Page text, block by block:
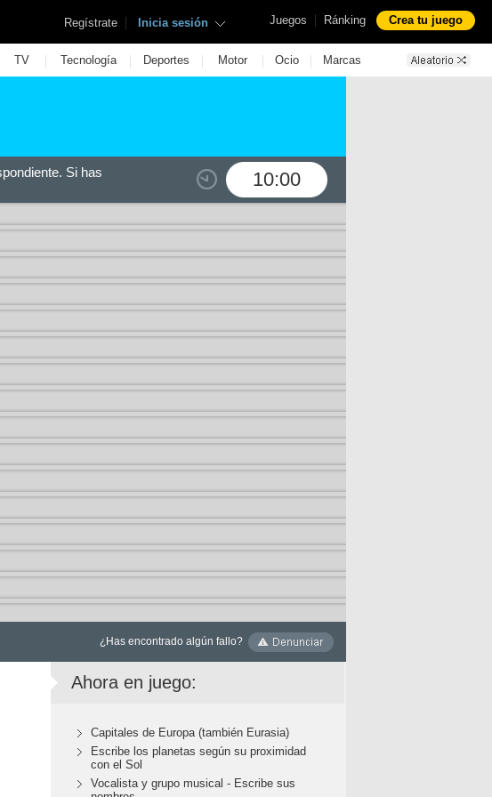
Juegos | Ránking Crea tu juego
Regístrate | Inicia sesión
TV | Tecnología | Deportes | Motor | Ocio | Marcas
10:00
Si has
¿Has encontrado algún fallo?
Ahora en juego:
Capitales de Europa (también Eurasia)
Escribe los planetas según su proximidad
con el Sol
Vocalista y grupo musical - Escribe sus